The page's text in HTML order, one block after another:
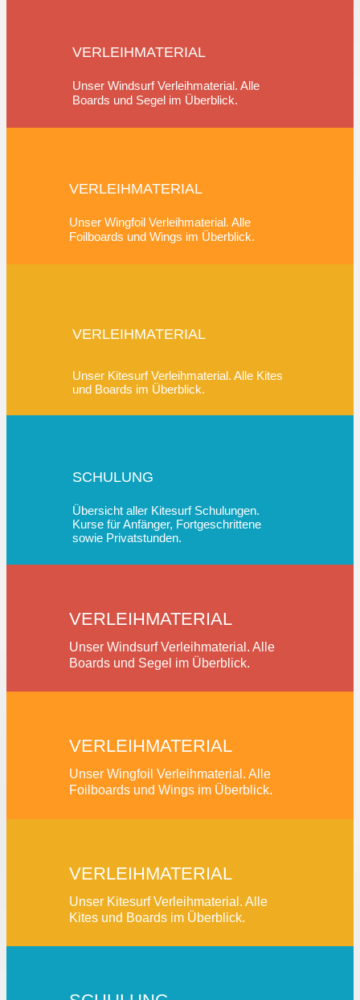
VERLEIHMATERIAL
Unser Windsurf Verleihmaterial. Alle
Boards und Segel im Überblick.
VERLEIHMATERIAL
Unser Wingfoil Verleihmaterial. Alle
Foilboards und Wings im Überblick.
VERLEIHMATERIAL
Unser Kitesurf Verleihmaterial. Alle Kites
und Boards im Überblick.
SCHULUNG
Übersicht aller Kitesurf Schulungen.
Kurse für Anfänger, Fortgeschrittene
sowie Privatstunden.
VERLEIHMATERIAL
Unser Windsurf Verleihmaterial. Alle
Boards und Segel im Überblick.
VERLEIHMATERIAL
Unser Wingfoil Verleihmaterial. Alle
Foilboards und Wings im Überblick.
VERLEIHMATERIAL
Unser Kitesurf Verleihmaterial. Alle
Kites und Boards im Überblick.